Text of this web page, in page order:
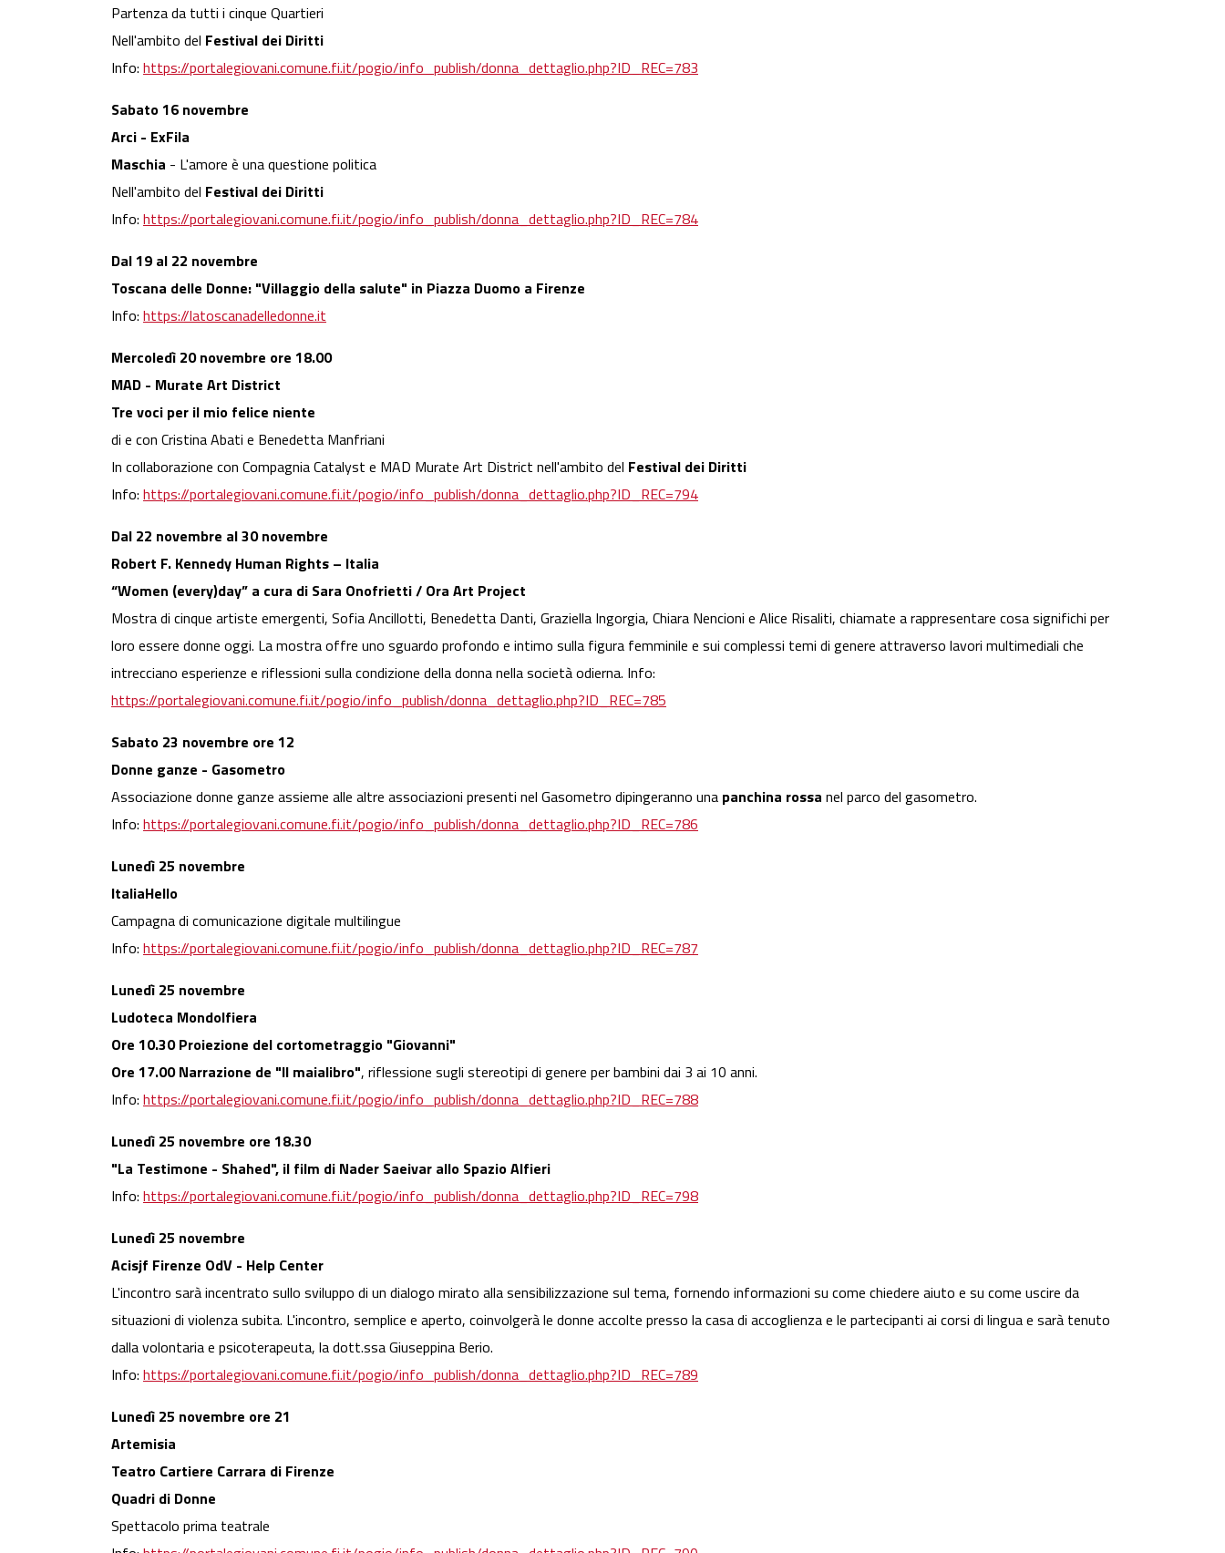
Partenza da tutti i cinque Quartieri
Nell'ambito del Festival dei Diritti
Info: https://portalegiovani.comune.fi.it/pogio/info_publish/donna_dettaglio.php?ID_REC=783
Sabato 16 novembre
Arci - ExFila
Maschia - L'amore è una questione politica
Nell'ambito del Festival dei Diritti
Info: https://portalegiovani.comune.fi.it/pogio/info_publish/donna_dettaglio.php?ID_REC=784
Dal 19 al 22 novembre
Toscana delle Donne: "Villaggio della salute" in Piazza Duomo a Firenze
Info: https://latoscanadelledonne.it
Mercoledì 20 novembre ore 18.00
MAD - Murate Art District
Tre voci per il mio felice niente
di e con Cristina Abati e Benedetta Manfriani
In collaborazione con Compagnia Catalyst e MAD Murate Art District nell'ambito del Festival dei Diritti
Info: https://portalegiovani.comune.fi.it/pogio/info_publish/donna_dettaglio.php?ID_REC=794
Dal 22 novembre al 30 novembre
Robert F. Kennedy Human Rights – Italia
“Women (every)day” a cura di Sara Onofrietti / Ora Art Project
Mostra di cinque artiste emergenti, Sofia Ancillotti, Benedetta Danti, Graziella Ingorgia, Chiara Nencioni e Alice Risaliti, chiamate a rappresentare cosa significhi per
loro essere donne oggi. La mostra offre uno sguardo profondo e intimo sulla figura femminile e sui complessi temi di genere attraverso lavori multimediali che
intrecciano esperienze e riflessioni sulla condizione della donna nella società odierna. Info:
https://portalegiovani.comune.fi.it/pogio/info_publish/donna_dettaglio.php?ID_REC=785
Sabato 23 novembre ore 12
Donne ganze - Gasometro
Associazione donne ganze assieme alle altre associazioni presenti nel Gasometro dipingeranno una panchina rossa nel parco del gasometro.
Info: https://portalegiovani.comune.fi.it/pogio/info_publish/donna_dettaglio.php?ID_REC=786
Lunedì 25 novembre
ItaliaHello
Campagna di comunicazione digitale multilingue
Info: https://portalegiovani.comune.fi.it/pogio/info_publish/donna_dettaglio.php?ID_REC=787
Lunedì 25 novembre
Ludoteca Mondolfiera
Ore 10.30 Proiezione del cortometraggio "Giovanni"
Ore 17.00 Narrazione de "Il maialibro", riflessione sugli stereotipi di genere per bambini dai 3 ai 10 anni.
Info: https://portalegiovani.comune.fi.it/pogio/info_publish/donna_dettaglio.php?ID_REC=788
Lunedì 25 novembre ore 18.30
"La Testimone - Shahed", il film di Nader Saeivar allo Spazio Alfieri
Info: https://portalegiovani.comune.fi.it/pogio/info_publish/donna_dettaglio.php?ID_REC=798
Lunedì 25 novembre
Acisjf Firenze OdV - Help Center
L'incontro sarà incentrato sullo sviluppo di un dialogo mirato alla sensibilizzazione sul tema, fornendo informazioni su come chiedere aiuto e su come uscire da
situazioni di violenza subita. L'incontro, semplice e aperto, coinvolgerà le donne accolte presso la casa di accoglienza e le partecipanti ai corsi di lingua e sarà tenuto
dalla volontaria e psicoterapeuta, la dott.ssa Giuseppina Berio.
Info: https://portalegiovani.comune.fi.it/pogio/info_publish/donna_dettaglio.php?ID_REC=789
Lunedì 25 novembre ore 21
Artemisia
Teatro Cartiere Carrara di Firenze
Quadri di Donne
Spettacolo prima teatrale